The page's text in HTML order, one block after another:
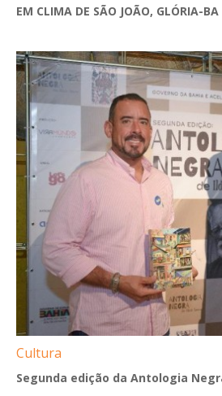
EM CLIMA DE SÃO JOÃO, GLÓRIA-
Cultura
Segunda edição da Antologia